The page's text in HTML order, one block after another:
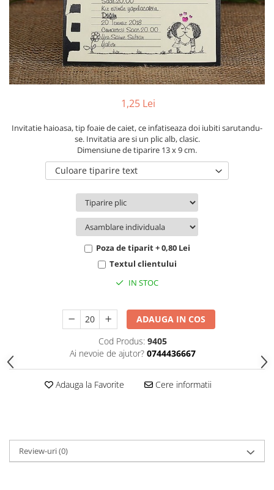
Pachete marturii
Pungi si cutii prajituri
Sticle si borcane
Cutii flori de hartie
Cutii flori de sapun
Cutii flori mixte
Cutii LUX
Aranjamente tematice
2020 Craciun si Anul Nou
2022 Crăciun
2023 Crăciun
Toamna și Halloween
Buchete extravagante
1,25 Lei
Invitatie haioasa, tip foaie de caiet, ce infatiseaza doi iubiti sarutandu-
se. Invitatia are si un plic alb, clasic.
Dimensiune de tiparire 13 x 9 cm.
Culoare tiparire text
Poza de tiparit + 0,80 Lei
Textul clientului
IN STOC
ADAUGA IN COS
Cod Produs: 9405
Ai nevoie de ajutor? 0744436667
Adauga la Favorite Cere informatii
Review-uri(0)